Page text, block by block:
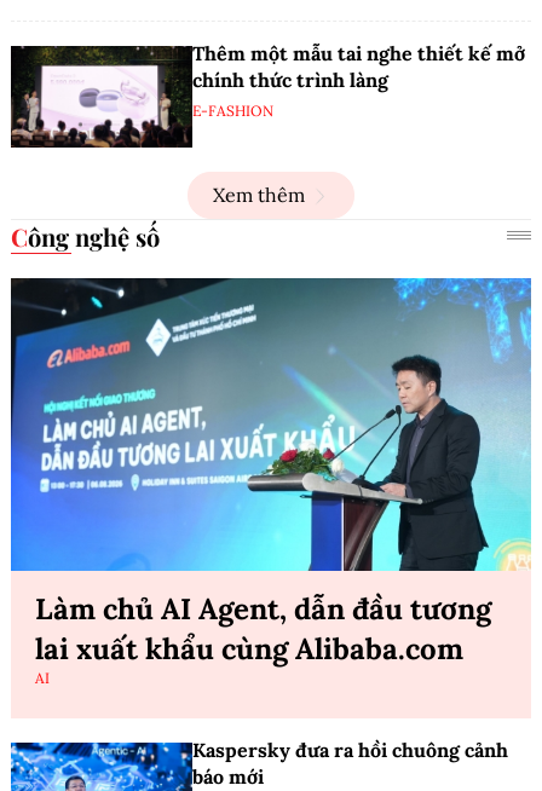
Thêm một mẫu tai nghe thiết kế mở
chính thức trình làng
E-FASHION
Xem thêm
Công nghệ số
Làm chủ AI Agent, dẫn đầu tương
lai xuất khẩu cùng Alibaba.com
AI
Kaspersky đưa ra hồi chuông cảnh
báo mới